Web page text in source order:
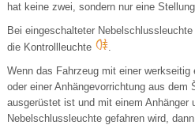
hat keine zwei, sondern nur eine
Bei eingeschalteter
die Kontrollleuchte
.
Wenn das Fahrzeug mit einer werkseitig
oder einer Anhängevorrichtung aus dem
ausgerüstet ist und mit einem Anhänger
Nebelschlussleuchte gefahren wird,